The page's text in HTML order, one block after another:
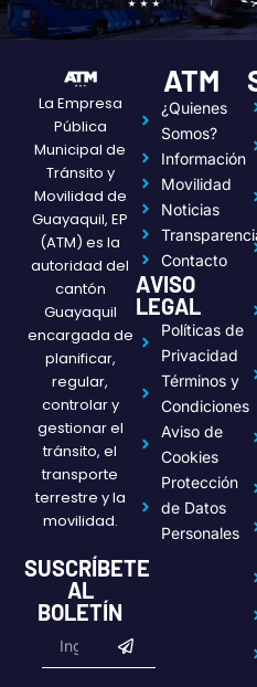
La Empresa
Pública
Municipal de
Tránsito y
Movilidad de
Guayaquil, EP
(ATM) es la
autoridad del
cantón
Guayaquil
encargada de
planificar,
regular,
controlar y
gestionar el
tránsito, el
transporte
terrestre y la
movilidad.
SUSCRÍBETE
AL
BOLETÍN
ATM
¿Quienes
Somos?
Información
Movilidad
Noticias
Contacto
AVISO
LEGAL
Políticas de
Privacidad
Términos y
Condiciones
Aviso de
Cookies
Protección
de Datos
Personales